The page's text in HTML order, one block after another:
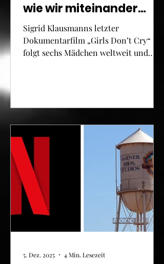
wie wir miteinander
leben: Sigrid
Klausmanns letzter
Dokumentarfilm „Girls
Sigrid Klausmanns letzter
Dokumentarfilm „Girls Don’t Cry“
folgt sechs Mädchen weltweit und
5. Dez. 2025 4 Min. Lesezeit